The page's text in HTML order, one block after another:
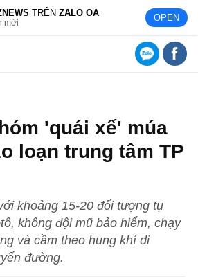
TRÊNZALO OA
mới OPEN
'quái xế' múa
loạn trung tâm TP
khoảng 15-20 đối tượng tụ
không đội mũ bảo hiểm, chạy
và cầm theo hung khí di
đường.